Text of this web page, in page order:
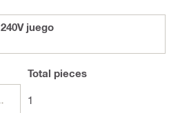
juego
Total pieces
1